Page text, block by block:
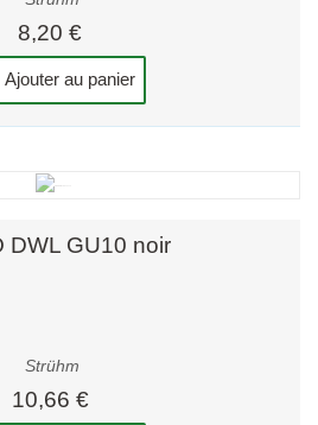
8,20 €
Ajouter au panier
DWL GU10 noir
Strühm
10,66 €